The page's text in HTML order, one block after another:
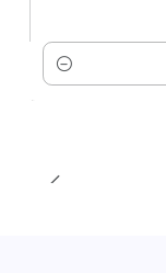
Cantidad